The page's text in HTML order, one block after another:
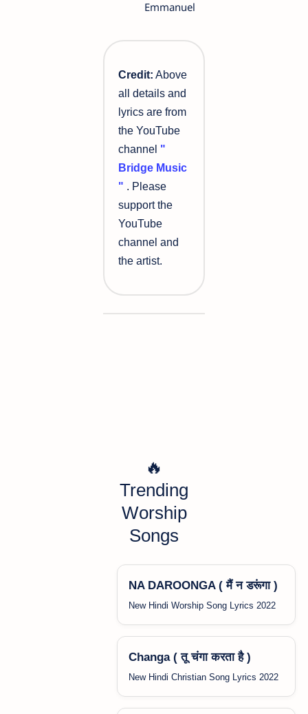
Emmanuel
Credit: Above
all details and
lyrics are from
the YouTube
channel "
Bridge Music
" . Please
support the
YouTube
channel and
the artist.
🔥
Trending
Worship
Songs
NA DAROONGA ( मैं न डरूंगा )
New Hindi Worship Song Lyrics 2022
Changa ( तू चंगा करता है )
New Hindi Christian Song Lyrics 2022